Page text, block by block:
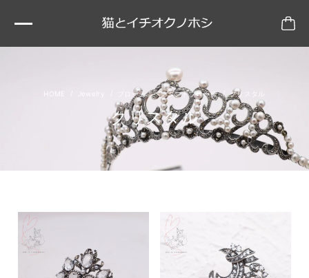
ブローチ ペンダントブローチ クリスタル
クリスタル